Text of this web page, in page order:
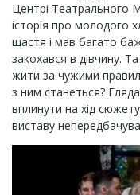
Центрі Театрального
історія про молодого
щастя і мав багато
закохався в дівчину.
жити за чужими
з ним станеться?
вплинути на хід
виставу